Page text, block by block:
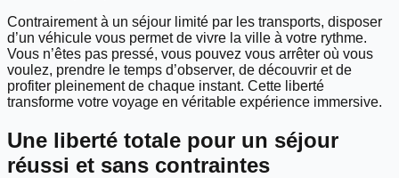
Contrairement à un séjour limité par les transports, disposer
d’un véhicule vous permet de vivre la ville à votre rythme.
Vous n’êtes pas pressé, vous pouvez vous arrêter où vous
voulez, prendre le temps d’observer, de découvrir et de
profiter pleinement de chaque instant. Cette liberté
transforme votre voyage en véritable expérience immersive.
Une liberté totale pour un séjour
réussi et sans contraintes